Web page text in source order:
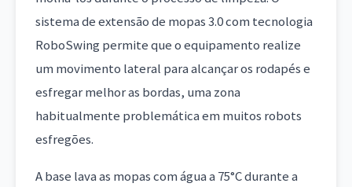
sistema de extensão de mopas 3.0 com tecnologia
RoboSwing permite que o equipamento realize
um movimento lateral para alcançar os rodapés e
esfregar melhor as bordas, uma zona
habitualmente problemática em muitos robots
esfregões.
A base lava as mopas com água a 75°C durante a